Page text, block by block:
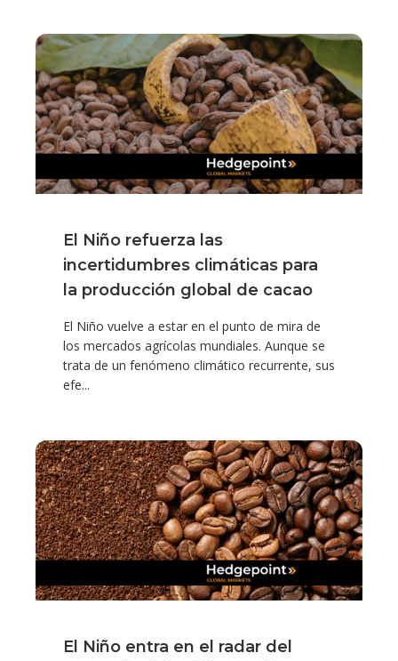
El Niño refuerza las
incertidumbres climáticas para
la producción global de cacao
El Niño vuelve a estar en el punto de mira de
los mercados agrícolas mundiales. Aunque se
trata de un fenómeno climático recurrente, sus
efe...
El Niño entra en el radar del